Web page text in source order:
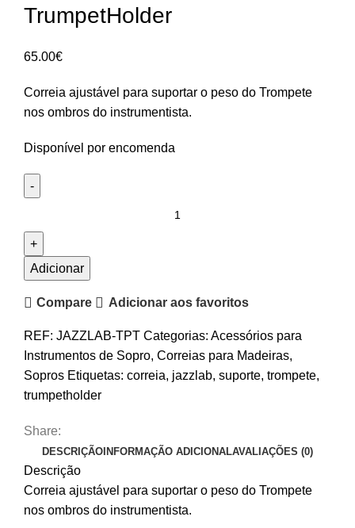
TrumpetHolder
65.00€
Correia ajustável para suportar o peso do Trompete
nos ombros do instrumentista.
Disponível por encomenda
Correia
para
Jazzlab
Adicionar
Compare Adicionar aos favoritos
REF: JAZZLAB-TPT Categorias: Acessórios para
Instrumentos de Sopro, Correias para Madeiras,
Sopros Etiquetas: correia, jazzlab, suporte, trompete,
trumpetholder
Share:
DESCRIÇÃOINFORMAÇÃO ADICIONALAVALIAÇÕES (0)
Descrição
Correia ajustável para suportar o peso do Trompete
nos ombros do instrumentista.